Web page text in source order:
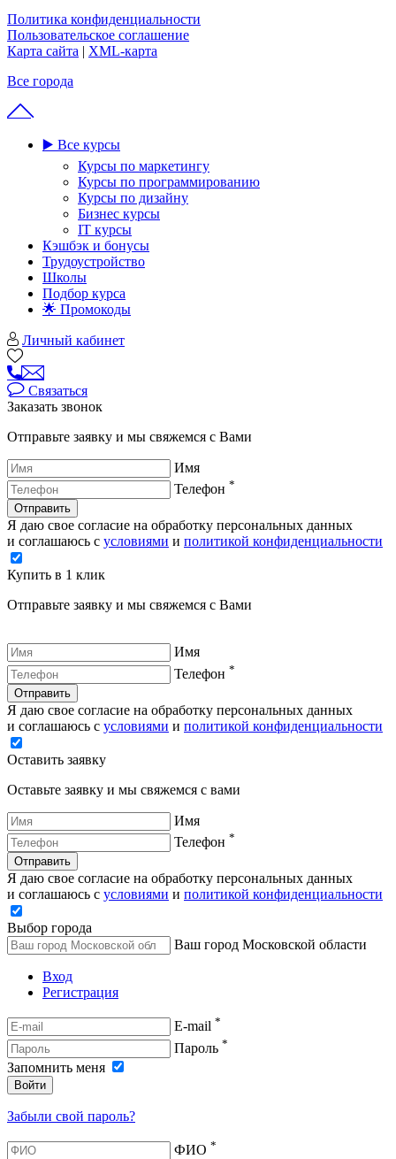
Политика конфиденциальности
Пользовательское соглашение
Карта сайта | XML-карта
Все города
▶️ Все курсы
Курсы по маркетингу
Курсы по программированию
Курсы по дизайну
Бизнес курсы
IT курсы
Кэшбэк и бонусы
Трудоустройство
Школы
Подбор курса
🌟 Промокоды
Личный кабинет
Связаться
Заказать звонок
Отправьте заявку и мы свяжемся с Вами
Имя
Телефон *
Отправить
Я даю свое согласие на обработку персональных данных
и соглашаюсь с условиями и политикой конфиденциальности
Купить в 1 клик
Отправьте заявку и мы свяжемся с Вами
Имя
Телефон *
Отправить
Я даю свое согласие на обработку персональных данных
и соглашаюсь с условиями и политикой конфиденциальности
Оставить заявку
Оставьте заявку и мы свяжемся с вами
Имя
Телефон *
Отправить
Я даю свое согласие на обработку персональных данных
и соглашаюсь с условиями и политикой конфиденциальности
Выбор города
Ваш город Московской области
Вход
Регистрация
E-mail *
Пароль *
Запомнить меня
Войти
Забыли свой пароль?
ФИО *